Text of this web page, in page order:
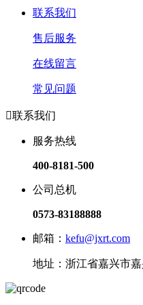
联系我们
售后服务
在线留言
常见问题
联系我们
服务热线
400-8181-500
公司总机
0573-83188888
邮箱： kefu@jxrt.com
地址：浙江省嘉兴市